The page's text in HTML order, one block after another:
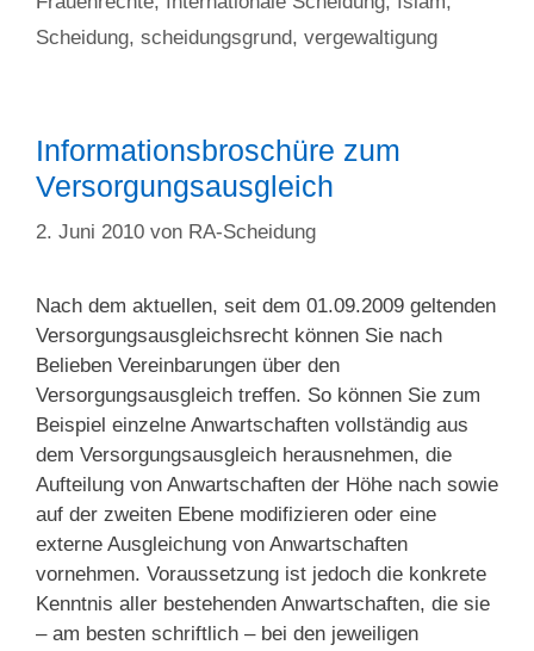
Scheidung, scheidungsgrund, vergewaltigung
Informationsbroschüre zum
Versorgungsausgleich
2. Juni 2010 von RA-Scheidung
Nach dem aktuellen, seit dem 01.09.2009 geltenden
Versorgungsausgleichsrecht können Sie nach
Belieben Vereinbarungen über den
Versorgungsausgleich treffen. So können Sie zum
Beispiel einzelne Anwartschaften vollständig aus
dem Versorgungsausgleich herausnehmen, die
Aufteilung von Anwartschaften der Höhe nach sowie
auf der zweiten Ebene modifizieren oder eine
externe Ausgleichung von Anwartschaften
vornehmen. Voraussetzung ist jedoch die konkrete
Kenntnis aller bestehenden Anwartschaften, die sie
– am besten schriftlich – bei den jeweiligen